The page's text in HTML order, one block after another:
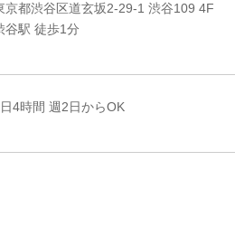
京都渋谷区道玄坂2-29-1 渋谷109 4F
谷駅 徒歩1分
4時間 週2日からOK